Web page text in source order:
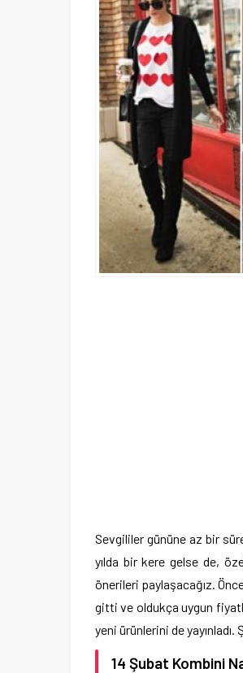
Sevgililer gününe az bir
yılda bir kere gelse de,
önerileri paylaşacağız.
gitti ve oldukça uygun
yeni ürünlerini de
14 Şubat Kombini